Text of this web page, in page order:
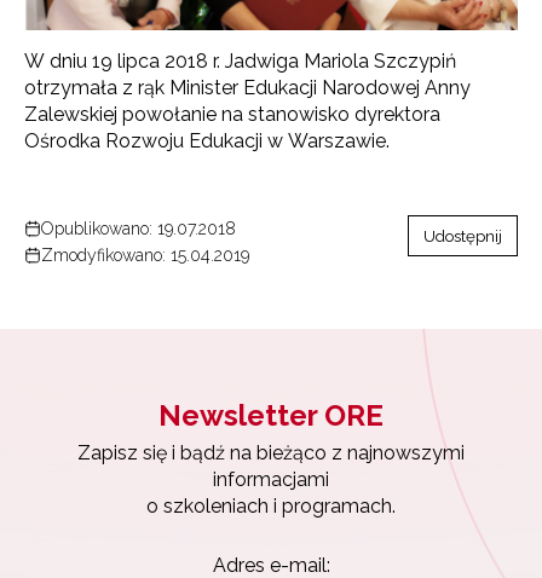
W dniu 19 lipca 2018 r. Jadwiga Mariola Szczypiń
otrzymała z rąk Minister Edukacji Narodowej Anny
Zalewskiej powołanie na stanowisko dyrektora
Ośrodka Rozwoju Edukacji w Warszawie.
Opublikowano: 19.07.2018
Zmodyfikowano: 15.04.2019
Udostępnij
Newsletter ORE
Zapisz się i bądź na bieżąco z najnowszymi
informacjami
o szkoleniach i programach.
Adres e-mail: